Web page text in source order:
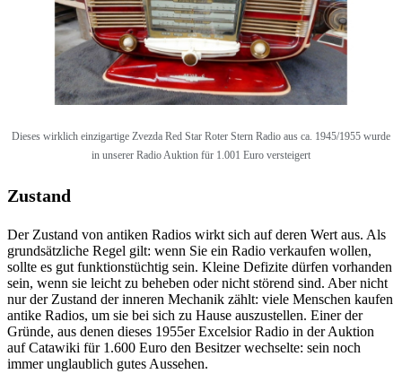
Dieses wirklich einzigartige Zvezda Red Star Roter Stern Radio aus ca. 1945/1955 wurde
in unserer Radio Auktion für 1.001 Euro versteigert
Zustand
Der Zustand von antiken Radios wirkt sich auf deren Wert aus. Als
grundsätzliche Regel gilt: wenn Sie ein Radio verkaufen wollen,
sollte es gut funktionstüchtig sein. Kleine Defizite dürfen vorhanden
sein, wenn sie leicht zu beheben oder nicht störend sind. Aber nicht
nur der Zustand der inneren Mechanik zählt: viele Menschen kaufen
antike Radios, um sie bei sich zu Hause auszustellen. Einer der
Gründe, aus denen dieses 1955er Excelsior Radio in der Auktion
auf Catawiki für 1.600 Euro den Besitzer wechselte: sein noch
immer unglaublich gutes Aussehen.